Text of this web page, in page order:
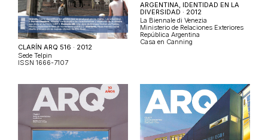
CLARÍN ARQ 516 · 2012
Sede Telpin
ISSN 1666-7107
ARGENTINA, IDENTIDAD EN LA
DIVERSIDAD · 2012
La Biennale di Venezia
Ministerio de Relaciones Exteriores
República Argentina
Casa en Canning